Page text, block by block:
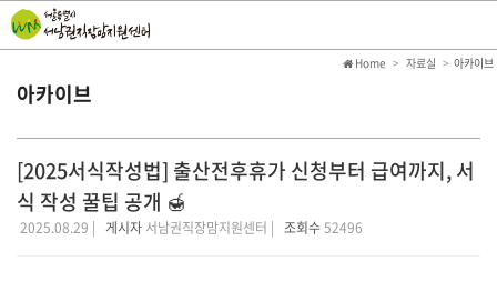
아카이브
Home 자료실 아카이브
[2025서식작성법] 출산전후휴가 신청부터 급여까지, 서
식 작성 꿀팁 공개 🍯
2025.08.29 | 게시자 서남권직장맘지원센터 | 조회수52496